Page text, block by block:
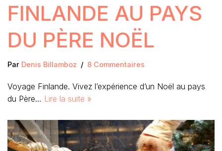
FINLANDE AU PAYS
DU PÈRE NOËL
Par Denis Billamboz 8 Commentaires
Voyage Finlande. Vivez l’expérience d’un Noël au pays
du Père… Lire la suite »